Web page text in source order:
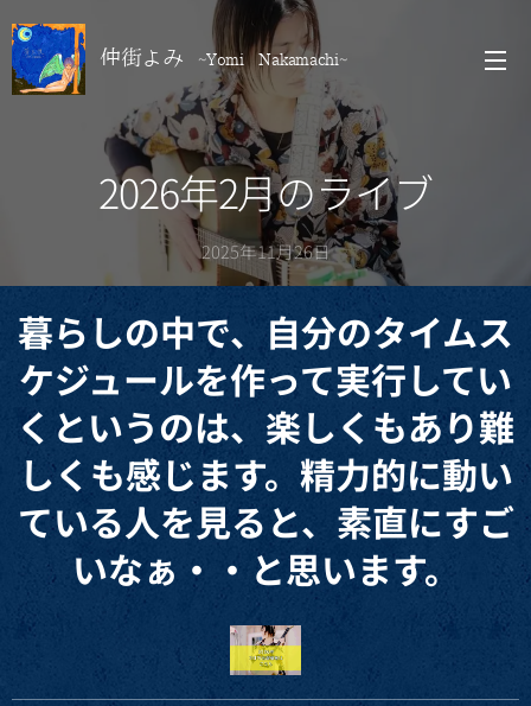
仲街よみ ~Yomi Nakamachi~
2026年2月のライブ
2025年11月26日
暮らしの中で、自分のタイムス
ケジュールを作って実行してい
くというのは、楽しくもあり難
しくも感じます。精力的に動い
ている人を見ると、素直にすご
いなぁ・・と思います。